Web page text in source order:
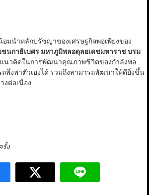
อมนำหลักปรัชญาของเศรษฐกิจพอเพียงของ
นกาธิเบศร มหาภูมิพลอดุลยเดชมหาราช บรม
นวคิดในการพัฒนาคุณภาพชีวิตของกำลังพล
พึ่งพาตัวเองได้ รวมถึงสามารถพัฒนาให้ดียิ่งขึ้น
งต่อเนื่อง
รั้ง